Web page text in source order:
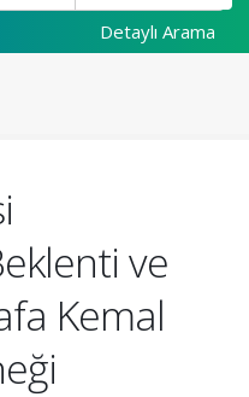
Detaylı Arama
ve
Kemal